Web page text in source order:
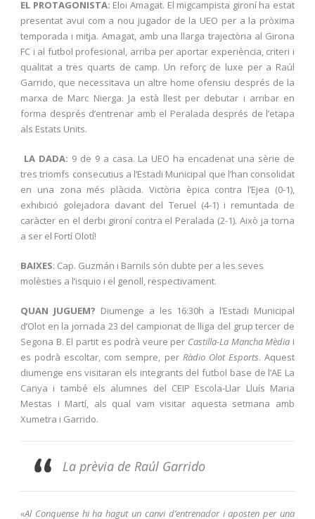
EL PROTAGONISTA: Eloi Amagat. El migcampista gironí ha estat
presentat avui com a nou jugador de la UEO per a la pròxima
temporada i mitja. Amagat, amb una llarga trajectòria al Girona
FC i al futbol profesional, arriba per aportar experiència, criteri i
qualitat a tres quarts de camp. Un reforç de luxe per a Raúl
Garrido, que necessitava un altre home ofensiu després de la
marxa de Marc Nierga. Ja està llest per debutar i arribar en
forma després d’entrenar amb el Peralada després de l’etapa
als Estats Units.
LA DADA: 9 de 9 a casa. La UEO ha encadenat una sèrie de
tres triomfs consecutius a l’Estadi Municipal que l’han consolidat
en una zona més plàcida. Victòria èpica contra l’Ejea (0-1),
exhibició golejadora davant del Teruel (4-1) i remuntada de
caràcter en el derbi gironí contra el Peralada (2-1). Això ja torna
a ser el Fortí Olotí!
BAIXES: Cap. Guzmán i Barnils són dubte per a les seves
molèsties a l’isquio i el genoll, respectivament.
QUAN JUGUEM? Diumenge a les 16:30h a l’Estadi Municipal
d’Olot en la jornada 23 del campionat de lliga del grup tercer de
Segona B. El partit es podrà veure per Castilla-La Mancha Mèdia i
es podrà escoltar, com sempre, perRàdio Olot Esports. Aquest
diumenge ens visitaran els integrants del futbol base de l’AE La
Canya i també els alumnes del CEIP Escola-Llar Lluís Maria
Mestas i Martí, als qual vam visitar aquesta setmana amb
Xumetra i Garrido.
La prèvia de Raúl Garrido
«Al Conquense hi ha hagut un canvi d’entrenador i aposten per una